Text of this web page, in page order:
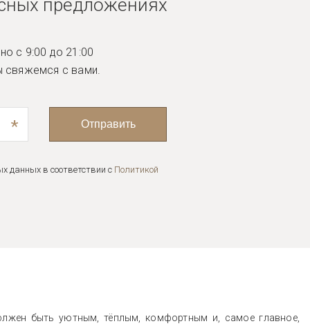
предложениях
с 9:00 до 21:00
свяжемся с вами.
* Отправить
данных в соответствии с Политикой
быть уютным, тёплым, комфортным и, самое главное,